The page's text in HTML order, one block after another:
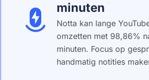
minuten
Notta kan lange
omzetten met 98,86%
minuten. Focus op
handmatig notities